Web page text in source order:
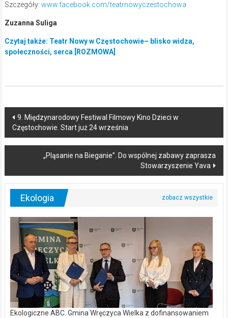
Szczegóły: www.facebook.com/teatrnowyczestochowa
Zuzanna Suliga
Czytaj także: Teatr Nowy w Częstochowie– blisko widza,
społeczności, serca [ROZMOWA]
Post
navigation
9. Międzynarodowy Festiwal Filmowy Kino Dzieci w
Częstochowie. Start już 24 września
„Pląsanie na Bieganie”. Do wspólnej zabawy zaprasza
Stowarzyszenie Yava
Ekologia
Ekologiczne ABC. Gmina Wręczyca Wielka z dofinansowaniem